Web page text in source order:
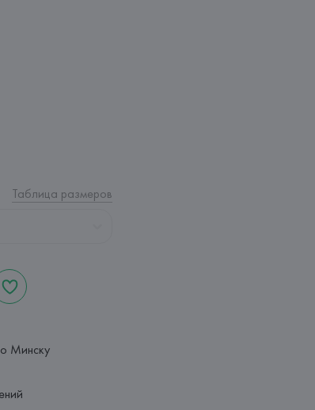
Таблица размеров
Минску